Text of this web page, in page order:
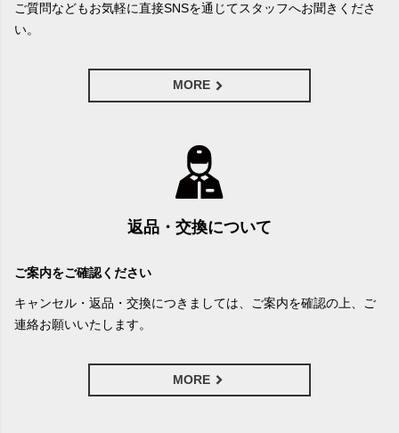
ご質問などもお気軽に直接SNSを通じてスタッフへお聞きくださ
い。
MORE
返品・交換について
ご案内をご確認ください
キャンセル・返品・交換につきましては、ご案内を確認の上、ご
連絡お願いいたします。
MORE